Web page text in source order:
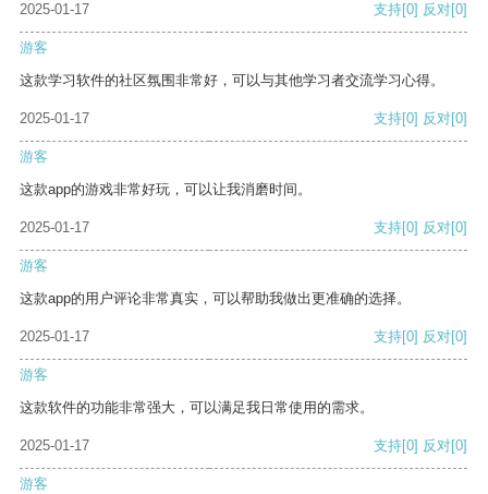
2025-01-17 支持[0] 反对[0]
游客
这款学习软件的社区氛围非常好，可以与其他学习者交流学习心得。
2025-01-17 支持[0] 反对[0]
游客
这款app的游戏非常好玩，可以让我消磨时间。
2025-01-17 支持[0] 反对[0]
游客
这款app的用户评论非常真实，可以帮助我做出更准确的选择。
2025-01-17 支持[0] 反对[0]
游客
这款软件的功能非常强大，可以满足我日常使用的需求。
2025-01-17 支持[0] 反对[0]
游客